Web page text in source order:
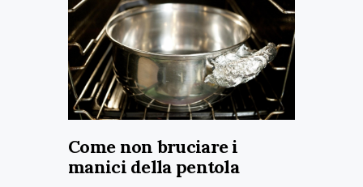
Come non bruciare i
manici della pentola